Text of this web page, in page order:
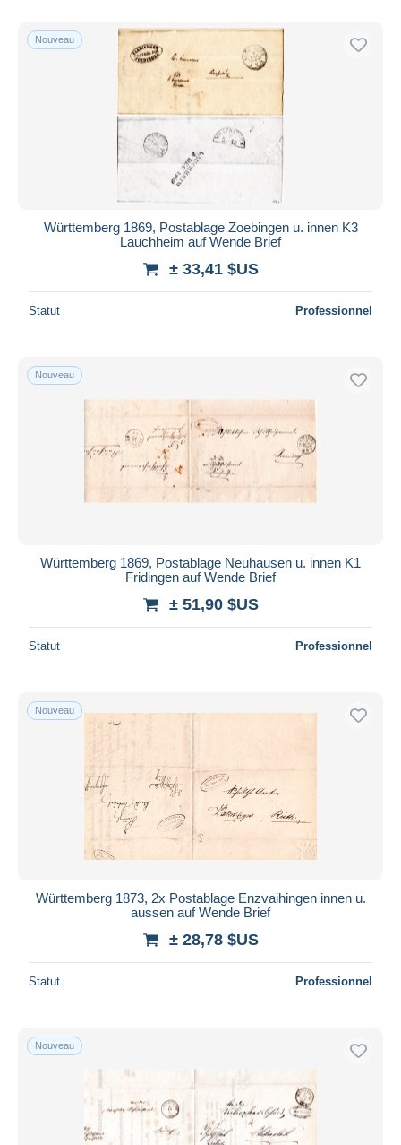
Uniquement en réduction
Livraison gratuite
Méthodes de paiement
PayPal
Virement bancaire
Visa
iDeal
Appliquer
Nouveau
Württemberg 1869, Postablage Zoebingen u. innen K3
Lauchheim auf Wende Brief
± 33,41 $US
Statut Professionnel
Nouveau
Württemberg 1869, Postablage Neuhausen u. innen K1
Fridingen auf Wende Brief
± 51,90 $US
Statut Professionnel
Nouveau
Württemberg 1873, 2x Postablage Enzvaihingen innen u.
aussen auf Wende Brief
± 28,78 $US
Statut Professionnel
Nouveau